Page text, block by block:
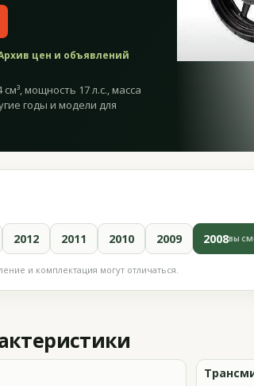
цен и объявлений
мощность 17 л.с., масса
годы и модели для
2012 2011 2010 2009 2008ВЫ
и комплектация могут отличаться.